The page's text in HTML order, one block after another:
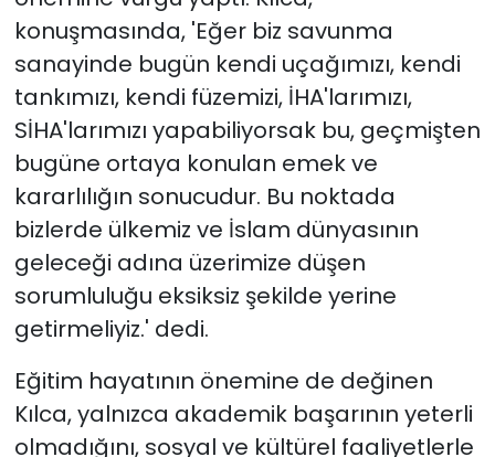
konuşmasında, 'Eğer biz savunma
sanayinde bugün kendi uçağımızı, kendi
tankımızı, kendi füzemizi, İHA'larımızı,
SİHA'larımızı yapabiliyorsak bu, geçmişten
bugüne ortaya konulan emek ve
kararlılığın sonucudur. Bu noktada
bizlerde ülkemiz ve İslam dünyasının
geleceği adına üzerimize düşen
sorumluluğu eksiksiz şekilde yerine
getirmeliyiz.' dedi.
Eğitim hayatının önemine de değinen
Kılca, yalnızca akademik başarının yeterli
olmadığını, sosyal ve kültürel faaliyetlerle